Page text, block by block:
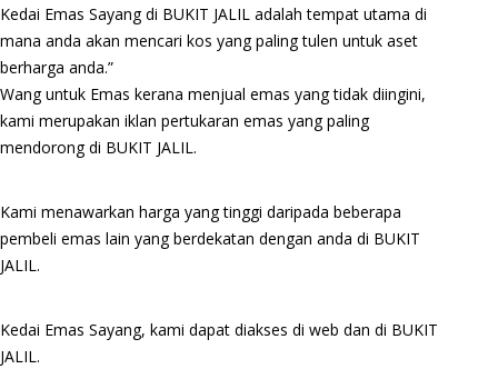
Kedai Emas Sayang di BUKIT JALIL adalah tempat utama di
mana anda akan mencari kos yang paling tulen untuk aset
berharga anda.”
Wang untuk Emas kerana menjual emas yang tidak diingini,
kami merupakan iklan pertukaran emas yang paling
mendorong di BUKIT JALIL.
Kami menawarkan harga yang tinggi daripada beberapa
pembeli emas lain yang berdekatan dengan anda di BUKIT
JALIL.
Kedai Emas Sayang, kami dapat diakses di web dan di BUKIT
JALIL.